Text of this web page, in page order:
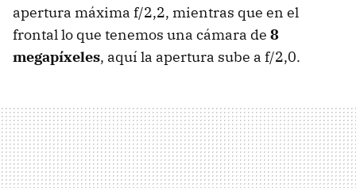
apertura máxima f/2,2, mientras que en el
frontal lo que tenemos una cámara de 8
megapíxeles, aquí la apertura sube a f/2,0.